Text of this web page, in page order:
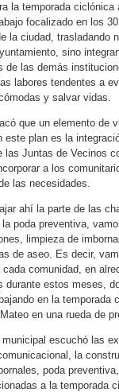
la temporada ciclónica
focalizado en los
la ciudad, trasladando
sino
de las demás
labores tendentes a
y salvar vidas.
que un elemento de
este plan es la
las Juntas de Vecinos
a los
las necesidades.
ahí la parte de las
la poda preventiva,
limpieza de
de aseo. Es decir,
comunidad, en
durante estos meses,
en la temporada
en una rueda de
municipal escuchó las
la
poda
a la temporada